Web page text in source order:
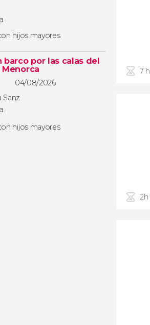
hijos mayores
barco por las calas del
04/08/2026
Sanz
hijos mayores
7
2h